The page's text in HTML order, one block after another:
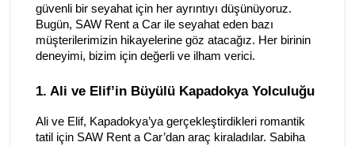
güvenli bir seyahat için her ayrıntıyı düşünüyoruz.
Bugün, SAW Rent a Car ile seyahat eden bazı
müşterilerimizin hikayelerine göz atacağız. Her birinin
deneyimi, bizim için değerli ve ilham verici.
1. Ali ve Elif’in Büyülü Kapadokya Yolculuğu
Ali ve Elif, Kapadokya’ya gerçekleştirdikleri romantik
tatil için SAW Rent a Car’dan araç kiraladılar. Sabiha